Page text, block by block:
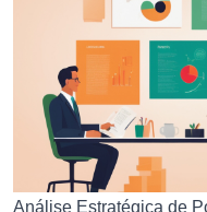
Análise Estratégica de